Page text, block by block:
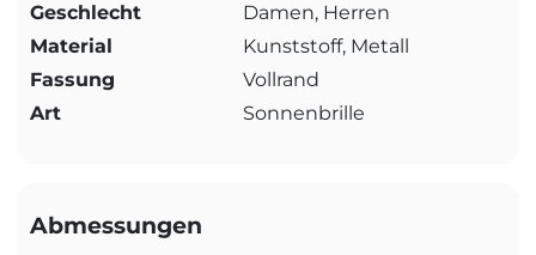
Geschlecht
Damen, Herren
Material
Kunststoff, Metall
Fassung
Vollrand
Art
Sonnenbrille
Abmessungen